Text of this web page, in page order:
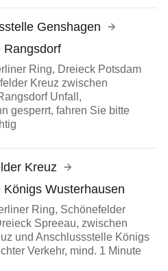
Genshagen
Rangsdorf
Ring, Dreieck Potsdam
Kreuz zwischen
Unfall,
gesperrt, fahren Sie bitte
Kreuz
Wusterhausen
Ring, Schönefelder
Spreeau, zwischen
und Anschlussstelle Königs
Verkehr, mind. 1 Minute